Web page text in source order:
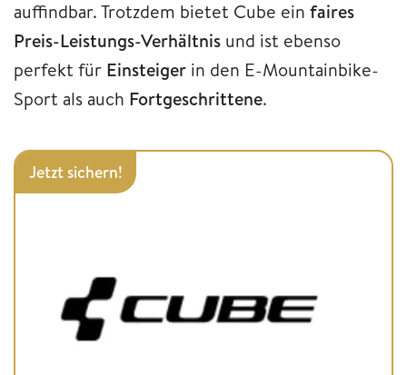
auffindbar. Trotzdem bietet Cube ein faires
Preis-Leistungs-Verhältnis und ist ebenso
perfekt für Einsteiger in den E-Mountainbike-
Sport als auch Fortgeschrittene.
Jetzt sichern!